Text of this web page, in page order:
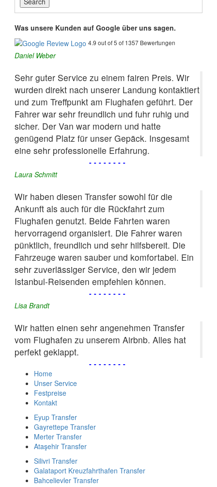
Was unsere Kunden auf Google über uns sagen.
4.9 out of 5 of 1357 Bewertungen
Daniel Weber
Sehr guter Service zu einem fairen Preis. Wir
wurden direkt nach unserer Landung kontaktiert
und zum Treffpunkt am Flughafen geführt. Der
Fahrer war sehr freundlich und fuhr ruhig und
sicher. Der Van war modern und hatte
genügend Platz für unser Gepäck. Insgesamt
eine sehr professionelle Erfahrung.
--------
Laura Schmitt
Wir haben diesen Transfer sowohl für die
Ankunft als auch für die Rückfahrt zum
Flughafen genutzt. Beide Fahrten waren
hervorragend organisiert. Die Fahrer waren
pünktlich, freundlich und sehr hilfsbereit. Die
Fahrzeuge waren sauber und komfortabel. Ein
sehr zuverlässiger Service, den wir jedem
Istanbul-Reisenden empfehlen können.
--------
Lisa Brandt
Wir hatten einen sehr angenehmen Transfer
vom Flughafen zu unserem Airbnb. Alles hat
perfekt geklappt.
--------
Home
Unser Service
Festpreise
Kontakt
Eyup Transfer
Gayrettepe Transfer
Merter Transfer
Ataşehir Transfer
Silivri Transfer
Galataport Kreuzfahrthafen Transfer
Bahcelievler Transfer